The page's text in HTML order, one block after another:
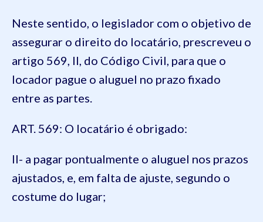
Neste sentido, o legislador com o objetivo de
assegurar o direito do locatário, prescreveu o
artigo 569, II, do Código Civil, para que o
locador pague o aluguel no prazo fixado
entre as partes.
ART. 569: O locatário é obrigado:
II- a pagar pontualmente o aluguel nos prazos
ajustados, e, em falta de ajuste, segundo o
costume do lugar;